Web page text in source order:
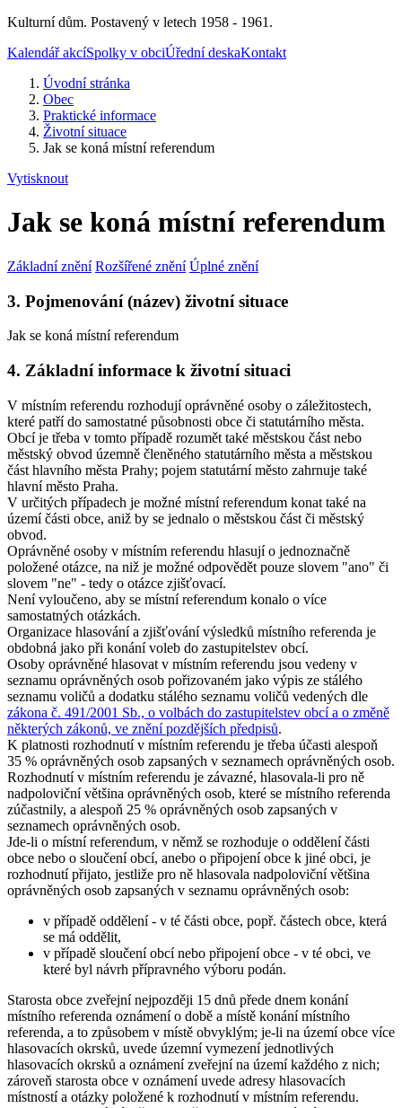
Kulturní dům. Postavený v letech 1958 - 1961.
Kalendář akcíSpolky v obciÚřední deskaKontakt
Úvodní stránka
Obec
Praktické informace
Životní situace
Jak se koná místní referendum
Vytisknout
Jak se koná místní referendum
Základní znění Rozšířené znění Úplné znění
3. Pojmenování (název) životní situace
Jak se koná místní referendum
4. Základní informace k životní situaci
V místním referendu rozhodují oprávněné osoby o záležitostech,
které patří do samostatné působnosti obce či statutárního města.
Obcí je třeba v tomto případě rozumět také městskou část nebo
městský obvod územně členěného statutárního města a městskou
část hlavního města Prahy; pojem statutární město zahrnuje také
hlavní město Praha.
V určitých případech je možné místní referendum konat také na
území části obce, aniž by se jednalo o městskou část či městský
obvod.
Oprávněné osoby v místním referendu hlasují o jednoznačně
položené otázce, na niž je možné odpovědět pouze slovem "ano" či
slovem "ne" - tedy o otázce zjišťovací.
Není vyloučeno, aby se místní referendum konalo o více
samostatných otázkách.
Organizace hlasování a zjišťování výsledků místního referenda je
obdobná jako při konání voleb do zastupitelstev obcí.
Osoby oprávněné hlasovat v místním referendu jsou vedeny v
seznamu oprávněných osob pořizovaném jako výpis ze stálého
seznamu voličů a dodatku stálého seznamu voličů vedených dle
zákona č. 491/2001 Sb., o volbách do zastupitelstev obcí a o změně
některých zákonů, ve znění pozdějších předpisů.
K platnosti rozhodnutí v místním referendu je třeba účasti alespoň
35 % oprávněných osob zapsaných v seznamech oprávněných osob.
Rozhodnutí v místním referendu je závazné, hlasovala-li pro ně
nadpoloviční většina oprávněných osob, které se místního referenda
zúčastnily, a alespoň 25 % oprávněných osob zapsaných v
seznamech oprávněných osob.
Jde-li o místní referendum, v němž se rozhoduje o oddělení části
obce nebo o sloučení obcí, anebo o připojení obce k jiné obci, je
rozhodnutí přijato, jestliže pro ně hlasovala nadpoloviční většina
oprávněných osob zapsaných v seznamu oprávněných osob:
v případě oddělení - v té části obce, popř. částech obce, která
se má oddělit,
v případě sloučení obcí nebo připojení obce - v té obci, ve
které byl návrh přípravného výboru podán.
Starosta obce zveřejní nejpozději 15 dnů přede dnem konání
místního referenda oznámení o době a místě konání místního
referenda, a to způsobem v místě obvyklým; je-li na území obce více
hlasovacích okrsků, uvede územní vymezení jednotlivých
hlasovacích okrsků a oznámení zveřejní na území každého z nich;
zároveň starosta obce v oznámení uvede adresy hlasovacích
místností a otázky položené k rozhodnutí v místním referendu.